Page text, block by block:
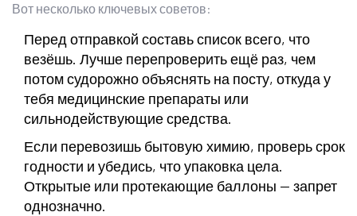
Вот несколько ключевых советов:
Перед отправкой составь список всего, что
везёшь. Лучше перепроверить ещё раз, чем
потом судорожно объяснять на посту, откуда у
тебя медицинские препараты или
сильнодействующие средства.
Если перевозишь бытовую химию, проверь срок
годности и убедись, что упаковка цела.
Открытые или протекающие баллоны — запрет
однозначно.